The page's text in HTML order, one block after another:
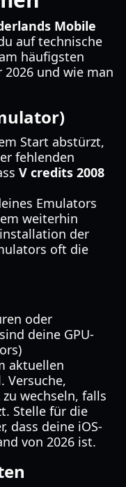
Mobile
auf technische
häufigsten
und wie man
Start abstürzt,
fehlenden
V credits 2008
Emulators
weiterhin
der
oft die
oder
deine GPU-
aktuellen
Versuche,
wechseln, falls
Stelle für die
dass deine iOS-
von 2026 ist.